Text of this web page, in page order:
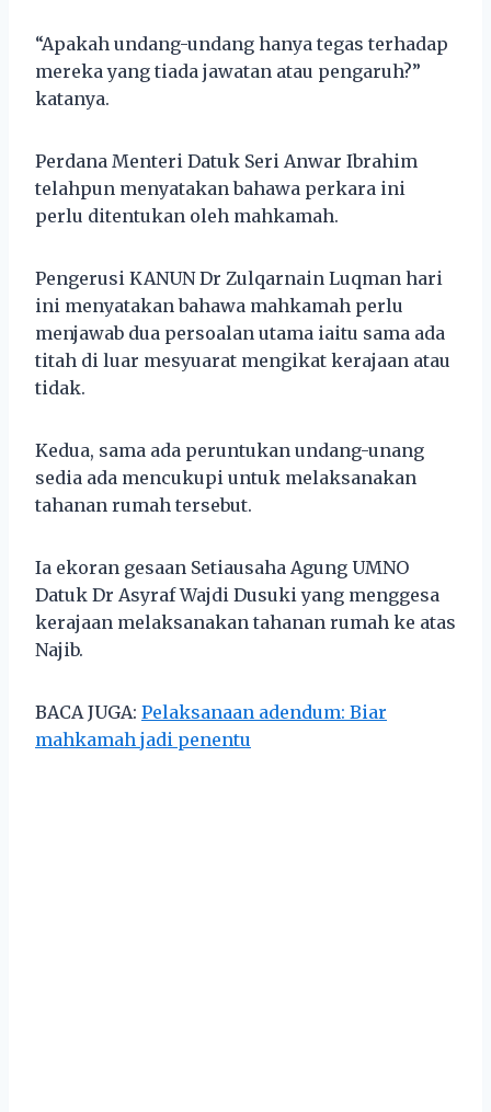
“Apakah undang-undang hanya tegas terhadap
mereka yang tiada jawatan atau pengaruh?”
katanya.
Perdana Menteri Datuk Seri Anwar Ibrahim
telahpun menyatakan bahawa perkara ini
perlu ditentukan oleh mahkamah.
Pengerusi KANUN Dr Zulqarnain Luqman hari
ini menyatakan bahawa mahkamah perlu
menjawab dua persoalan utama iaitu sama ada
titah di luar mesyuarat mengikat kerajaan atau
tidak.
Kedua, sama ada peruntukan undang-unang
sedia ada mencukupi untuk melaksanakan
tahanan rumah tersebut.
Ia ekoran gesaan Setiausaha Agung UMNO
Datuk Dr Asyraf Wajdi Dusuki yang menggesa
kerajaan melaksanakan tahanan rumah ke atas
Najib.
BACA JUGA: Pelaksanaan adendum: Biar
mahkamah jadi penentu